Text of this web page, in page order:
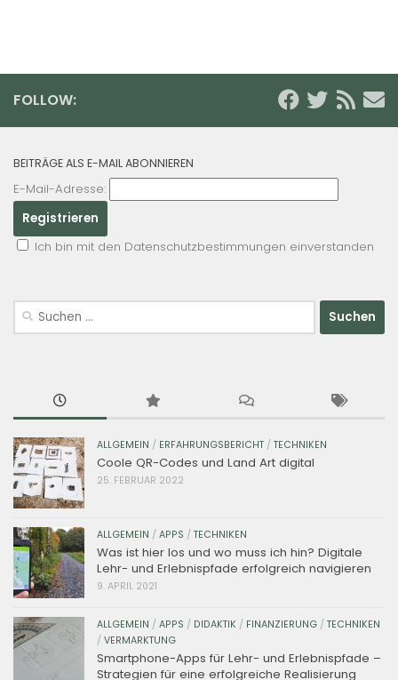
FOLLOW:
BEITRÄGE ALS E-MAIL ABONNIEREN
E-Mail-Adresse:
Ich bin mit den Datenschutzbestimmungen einverstanden
Suchen
ALLGEMEIN / ERFAHRUNGSBERICHT / TECHNIKEN
Coole QR-Codes und Land Art digital
25. FEBRUAR 2022
ALLGEMEIN / APPS / TECHNIKEN
Was ist hier los und wo muss ich hin? Digitale
Lehr- und Erlebnispfade erfolgreich navigieren
9. APRIL 2021
ALLGEMEIN / APPS / DIDAKTIK / FINANZIERUNG / TECHNIKEN
/ VERMARKTUNG
Smartphone-Apps für Lehr- und Erlebnispfade –
Strategien für eine erfolgreiche Realisierung